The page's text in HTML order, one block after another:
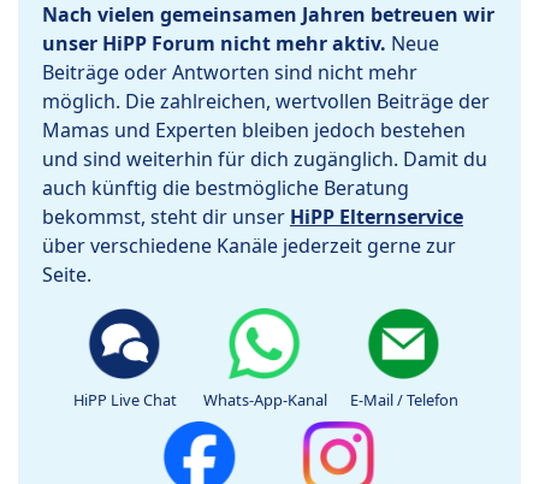
Nach vielen gemeinsamen Jahren betreuen wir
unser HiPP Forum nicht mehr aktiv. Neue
Beiträge oder Antworten sind nicht mehr
möglich. Die zahlreichen, wertvollen Beiträge der
Mamas und Experten bleiben jedoch bestehen
und sind weiterhin für dich zugänglich. Damit du
auch künftig die bestmögliche Beratung
bekommst, steht dir unser HiPP Elternservice
über verschiedene Kanäle jederzeit gerne zur
Seite.
HiPP Live Chat Whats-App-Kanal E-Mail / Telefon